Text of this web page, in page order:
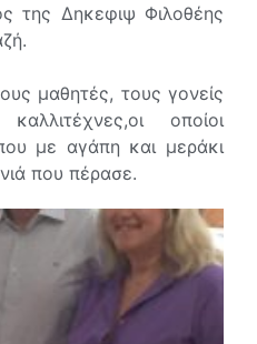
της Δηκεφιψ Φιλοθέης
μαθητές, τους γονείς
οποίοι
με αγάπη και μεράκι
που πέρασε.